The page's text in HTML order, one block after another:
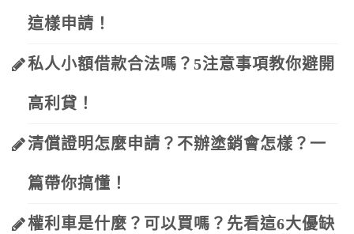
這樣申請！
私人小額借款合法嗎？5注意事項教你避開
高利貸！
清償證明怎麼申請？不辦塗銷會怎樣？一
篇帶你搞懂！
權利車是什麼？可以買嗎？先看這6大優缺